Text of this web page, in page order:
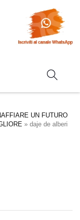
UN FUTURO
» daje de alberi